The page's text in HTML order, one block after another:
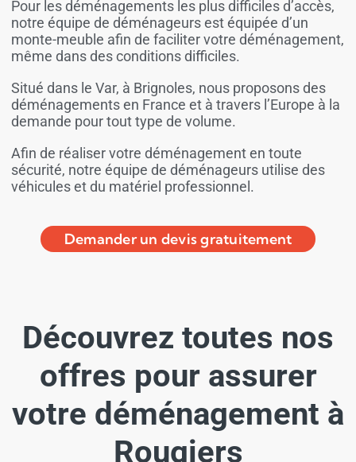
Pour les déménagements les plus difficiles d’accès,
notre équipe de déménageurs est équipée d’un
monte-meuble afin de faciliter votre déménagement,
même dans des conditions difficiles.
Situé dans le Var, à Brignoles, nous proposons des
déménagements en France et à travers l’Europe à la
demande pour tout type de volume.
Afin de réaliser votre déménagement en toute
sécurité, notre équipe de déménageurs utilise des
véhicules et du matériel professionnel.
Demander un devis gratuitement
Découvrez toutes nos
offres pour assurer
votre déménagement à
Rougiers